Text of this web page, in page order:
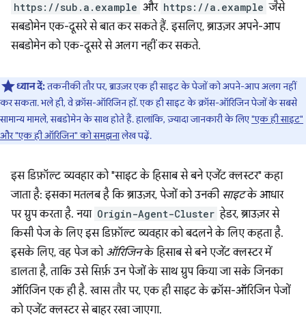
https://sub.a.example और https://a.example जैसे
सबडोमेन एक-दूसरे से बात कर सकते हैं. इसलिए, ब्राउज़र अपने-आप
सबडोमेन को एक-दूसरे से अलग नहीं कर सकते.
ध्यान दें:तकनीकी तौर पर, ब्राउज़र एक ही साइट के पेजों को अपने-आप अलग नहीं
कर सकता. भले ही, वे क्रॉस-ऑरिजिन हों. एक ही साइट के क्रॉस-ऑरिजिन पेजों के सबसे
सामान्य मामले, सबडोमेन के साथ होते हैं. हालांकि, ज़्यादा जानकारी के लिए"एक ही साइट"
और "एक ही ऑरिजिन" को समझनालेख पढ़ें.
इस डिफ़ॉल्ट व्यवहार को "साइट के हिसाब से बने एजेंट क्लस्टर" कहा
जाता है: इसका मतलब है कि ब्राउज़र, पेजों को उनकी साइटके आधार
पर ग्रुप करता है. नया Origin-Agent-Cluster हेडर, ब्राउज़र से
किसी पेज के लिए इस डिफ़ॉल्ट व्यवहार को बदलने के लिए कहता है.
इसके लिए, वह पेज को ऑरिजिनके हिसाब से बने एजेंट क्लस्टर में
डालता है, ताकि उसे सिर्फ़ उन पेजों के साथ ग्रुप किया जा सके जिनका
ऑरिजिन एक ही है. खास तौर पर, एक ही साइट के क्रॉस-ऑरिजिन पेजों
को एजेंट क्लस्टर से बाहर रखा जाएगा.